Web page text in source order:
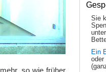
mehr, so wie früher
Sie
Ein